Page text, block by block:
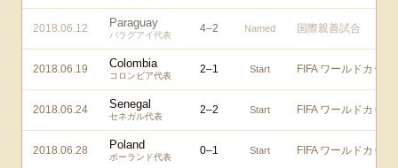
2018.06.12 Paraguay
パラグアイ代表
4–2 Named 国際親善試合
2018.06.19 Colombia
コロンビア代表
2–1 Start FIFA ワールドカップ
2018.06.24 Senegal
セネガル代表
2–2 Start FIFA ワールドカップ
2018.06.28 Poland
ポーランド代表
0–1 Start FIFA ワールドカップ